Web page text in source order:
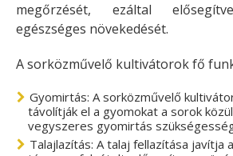
megőrzését, ezáltal
egészséges növekedését.
A sorközművelő kultivátorok fő
Gyomirtás: A sorközművelő
távolítják el a gyomokat a sorok
vegyszeres gyomirtás
Talajlazítás: A talaj fellazítása javítja